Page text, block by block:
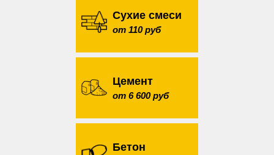
Сухие смеси
от 110 руб
Цемент
от 6 600 руб
Бетон